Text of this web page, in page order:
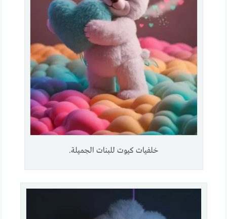
خلفيات كيوت للبنات الجميلة.